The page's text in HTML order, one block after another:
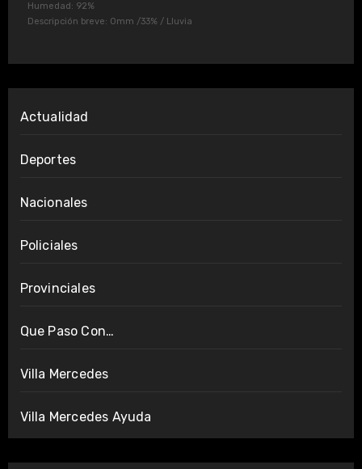
Humedad: 92%
Descripción breve: 0mm /33% / Lluvia
Actualidad
Deportes
Nacionales
Policiales
Provinciales
Que Paso Con…
Villa Mercedes
Villa Mercedes Ayuda